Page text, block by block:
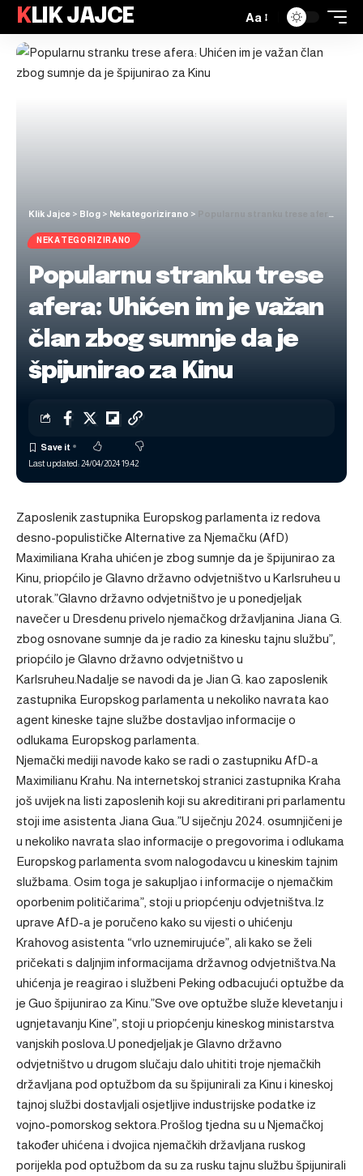
KLIK JAJCE Aa
Klik Jajce > Blog > Nekategorizirano >
NEKATEGORIZIRANO
Popularnu stranku trese
afera: Uhićen im je važan
član zbog sumnje da je
špijunirao za Kinu
Last updated: 24/04/2024 19:42
Zaposlenik zastupnika Europskog parlamenta iz redova
desno-populističke Alternative za Njemačku (AfD)
Maximiliana Kraha uhićen je zbog sumnje da je špijunirao za
Kinu, priopćilo je Glavno državno odvjetništvo u Karlsruheu u
utorak.”Glavno državno odvjetništvo je u ponedjeljak
navečer u Dresdenu privelo njemačkog državljanina Jiana G.
zbog osnovane sumnje da je radio za kinesku tajnu službu”,
priopćilo je Glavno državno odvjetništvo u
Karlsruheu.Nadalje se navodi da je Jian G. kao zaposlenik
zastupnika Europskog parlamenta u nekoliko navrata kao
agent kineske tajne službe dostavljao informacije o
odlukama Europskog parlamenta.
Njemački mediji navode kako se radi o zastupniku AfD-a
Maximilianu Krahu. Na internetskoj stranici zastupnika Kraha
još uvijek na listi zaposlenih koji su akreditirani pri parlamentu
stoji ime asistenta Jiana Gua.”U siječnju 2024. osumnjičeni je
u nekoliko navrata slao informacije o pregovorima i odlukama
Europskog parlamenta svom nalogodavcu u kineskim tajnim
službama. Osim toga je sakupljao i informacije o njemačkim
oporbenim političarima”, stoji u priopćenju odvjetništva.Iz
uprave AfD-a je poručeno kako su vijesti o uhićenju
Krahovog asistenta “vrlo uznemirujuće”, ali kako se želi
pričekati s daljnjim informacijama državnog odvjetništva.Na
uhićenja je reagirao i službeni Peking odbacujući optužbe da
je Guo špijunirao za Kinu.”Sve ove optužbe služe klevetanju i
ugnjetavanju Kine”, stoji u priopćenju kineskog ministarstva
vanjskih poslova.U ponedjeljak je Glavno državno
odvjetništvo u drugom slučaju dalo uhititi troje njemačkih
državljana pod optužbom da su špijunirali za Kinu i kineskoj
tajnoj službi dostavljali osjetljive industrijske podatke iz
vojno-pomorskog sektora.Prošlog tjedna su u Njemačkoj
također uhićena i dvojica njemačkih državljana ruskog
porijekla pod optužbom da su za rusku tajnu službu špijunirali